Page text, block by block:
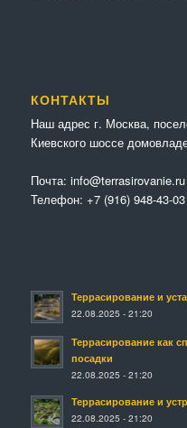
КОНТАКТЫ
Наш адрес г. Москва,
Киевского шоссе
Почта: info@terrasirovanie.ru
Телефон: +7 (916) 948-43-03
Террасирование и
22.08.2025 - 21:20
Террасирование как
посадки
22.08.2025 - 21:20
Террасирование и
22.08.2025 - 21:20